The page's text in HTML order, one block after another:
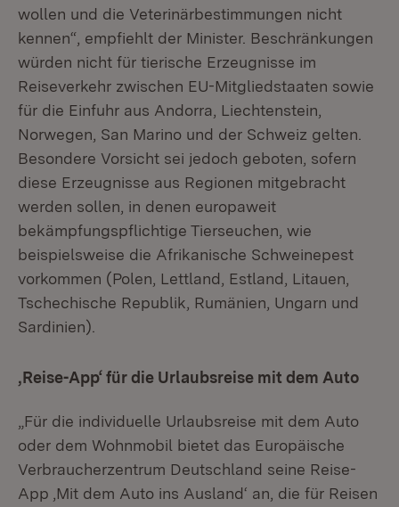
wollen und die Veterinärbestimmungen nicht
kennen“, empfiehlt der Minister. Beschränkungen
würden nicht für tierische Erzeugnisse im
Reiseverkehr zwischen EU-Mitgliedstaaten sowie
für die Einfuhr aus Andorra, Liechtenstein,
Norwegen, San Marino und der Schweiz gelten.
Besondere Vorsicht sei jedoch geboten, sofern
diese Erzeugnisse aus Regionen mitgebracht
werden sollen, in denen europaweit
bekämpfungspflichtige Tierseuchen, wie
beispielsweise die Afrikanische Schweinepest
vorkommen (Polen, Lettland, Estland, Litauen,
Tschechische Republik, Rumänien, Ungarn und
Sardinien).
‚Reise-App‘ für die Urlaubsreise mit dem Auto
„Für die individuelle Urlaubsreise mit dem Auto
oder dem Wohnmobil bietet das Europäische
Verbraucherzentrum Deutschland seine Reise-
App ‚Mit dem Auto ins Ausland‘ an, die für Reisen